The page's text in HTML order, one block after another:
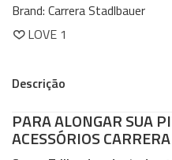
Brand: Carrera Stadlbauer
LOVE 1
Descrição
PARA ALONGAR SUA
ACESSÓRIOS